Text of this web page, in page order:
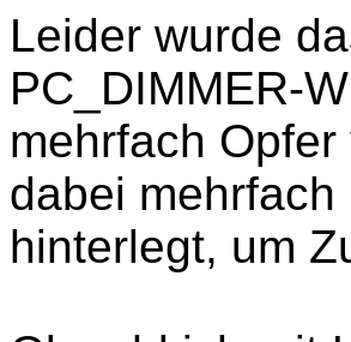
Leider wurde
PC_DIMMER-
mehrfach
dabei
hinterlegt, um